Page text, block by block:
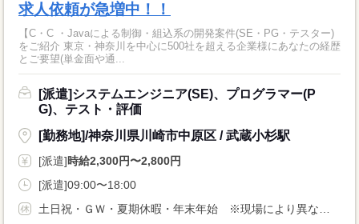
求人依頼が急増中！！
【C・C ・Javaによる制御・組込系の開発案件(SE・PG・テスター)
をご紹介 東京・神奈川を中心に500社を超える企業様にあなたの経歴
とご要望(単金面や通...
[派遣]システムエンジニア(SE)、プログラマー(P
G)、テスト・評価
[勤務地]/神奈川県川崎市中原区 / 武蔵小杉駅
[派遣]時給2,300円〜2,800円
[派遣]09:00〜18:00
土日祝・ＧＷ・夏期休暇・年末年始 ※現場により異なる 年次有給休暇制度あり(10日/年) ※契約6ヵ月以上から発生